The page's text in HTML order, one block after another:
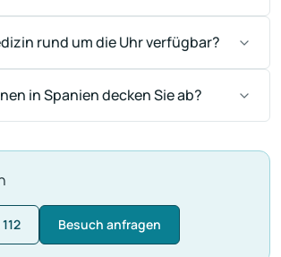
rund um die Uhr verfügbar?
in Spanien decken Sie ab?
Besuch anfragen